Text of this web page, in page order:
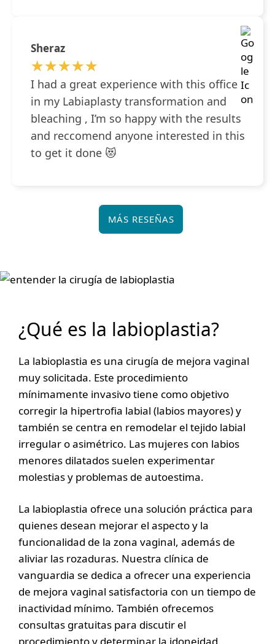
Sheraz
★★★★★
★★★★★
I had a great experience with this office
in my Labiaplasty transformation and
bleaching , I’m so happy with the results
and reccomend anyone interested in this
to get it done 😻
MÁS RESEÑAS
¿Qué es la labioplastia?
La labioplastia es una cirugía de mejora vaginal
muy solicitada. Este procedimiento
mínimamente invasivo tiene como objetivo
corregir la hipertrofia labial (labios mayores) y
también se centra en remodelar el tejido labial
irregular o asimétrico. Las mujeres con labios
menores dilatados suelen experimentar
molestias y problemas de autoestima.
La labioplastia ofrece una solución práctica para
quienes desean mejorar el aspecto y la
funcionalidad de la zona vaginal, además de
aliviar las rozaduras. Nuestra clínica de
vanguardia se dedica a ofrecer una experiencia
de mejora vaginal satisfactoria con un tiempo de
inactividad mínimo. También ofrecemos
consultas gratuitas para discutir el